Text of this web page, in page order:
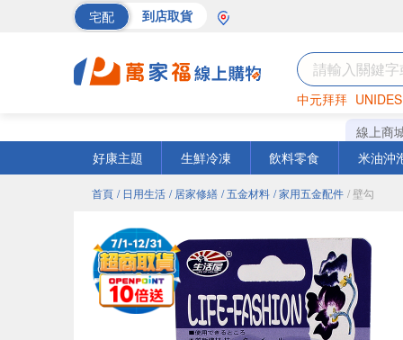
宅配 到店取貨
中元拜拜
巧克力 罐頭
線上商
好康主題
生鮮冷凍 飲料零食 米油沖
首頁 / 日用生活 / 居家修繕 / 五金材料 / 家用五金配件 / 壁勾